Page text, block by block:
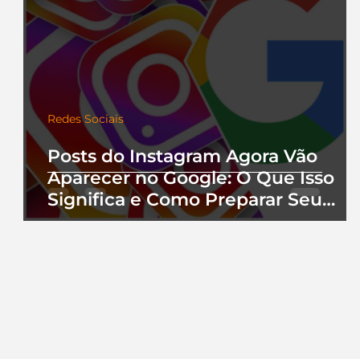
Posts do Instagram Agora Vão
Aparecer no Google: O Que Isso
Significa e Como Preparar Seu
Perfil
Redes Sociais